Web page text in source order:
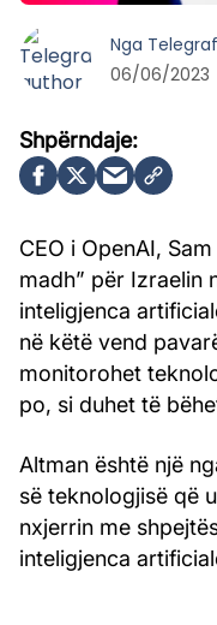
CEO i OpenAI,
madh” për Izraelin
inteligjenca
në këtë vend
monitorohet
po, si duhet të
Altman është një
së teknologjisë që
nxjerrin me
inteligjenca
Nga
06/06/2023